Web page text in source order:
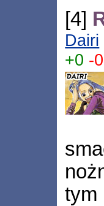
[4]
Dairi
+0 -0